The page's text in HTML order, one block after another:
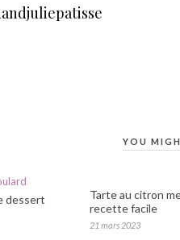
YOU
dessert
Tarte au citron
recette facile
21 mars 2023